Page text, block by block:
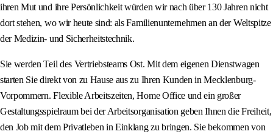
ihren Mut und ihre Persönlichkeit würden wir nach über 130 Jahren nicht
dort stehen, wo wir heute sind: als Familienunternehmen an der Weltspitze
der Medizin- und Sicherheitstechnik.
Sie werden Teil des Vertriebsteams Ost. Mit dem eigenen Dienstwagen
starten Sie direkt von zu Hause aus zu Ihren Kunden in Mecklenburg-
Vorpommern. Flexible Arbeitszeiten, Home Office und ein großer
Gestaltungsspielraum bei der Arbeitsorganisation geben Ihnen die Freiheit,
den Job mit dem Privatleben in Einklang zu bringen. Sie bekommen von